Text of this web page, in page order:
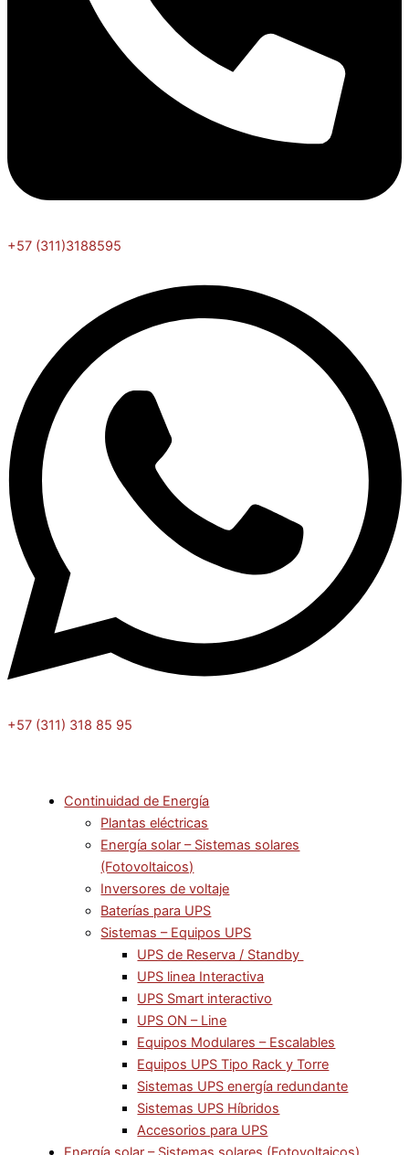
+57 (311)3188595
+57 (311) 318 85 95
Continuidad de Energía
Plantas eléctricas
Energía solar – Sistemas solares
(Fotovoltaicos)
Inversores de voltaje
Baterías para UPS
Sistemas – Equipos UPS
UPS de Reserva / Standby
UPS linea Interactiva
UPS Smart interactivo
UPS ON – Line
Equipos Modulares – Escalables
Equipos UPS Tipo Rack y Torre
Sistemas UPS energía redundante
Sistemas UPS Híbridos
Accesorios para UPS